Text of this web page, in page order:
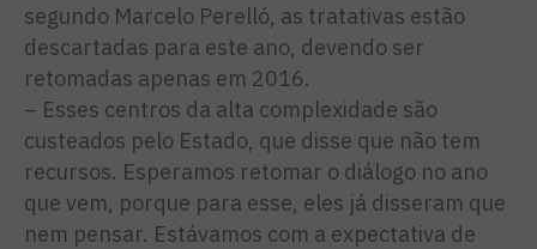
segundo Marcelo Perelló, as tratativas estão
descartadas para este ano, devendo ser
retomadas apenas em 2016.
– Esses centros da alta complexidade são
custeados pelo Estado, que disse que não tem
recursos. Esperamos retomar o diálogo no ano
que vem, porque para esse, eles já disseram que
nem pensar. Estávamos com a expectativa de